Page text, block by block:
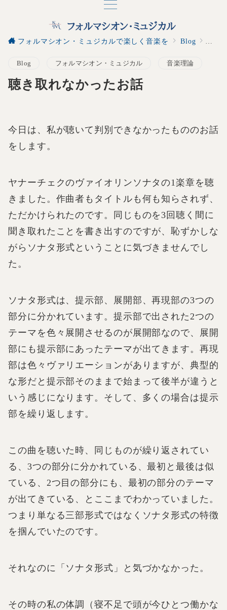
フォルマシオン・ミュジカルで楽しく音楽を Blog
Blog フォルマシオン・ミュジカル 音楽理論
聴き取れなかったお話
今日は、私が聴いて判別できなかったもののお話
をします。
ヤナーチェクのヴァイオリンソナタの1楽章を聴
きました。作曲者もタイトルも何も知らされず、
ただかけられたのです。同じものを3回聴く間に
聞き取れたことを書き出すのですが、恥ずかしな
がらソナタ形式ということに気づきませんでし
た。
ソナタ形式は、提示部、展開部、再現部の3つの
部分に分かれています。提示部で出された2つの
テーマを色々展開させるのが展開部なので、展開
部にも提示部にあったテーマが出てきます。再現
部は色々ヴァリエーションがありますが、典型的
な形だと提示部そのままで始まって後半が違うと
いう感じになります。そして、多くの場合は提示
部を繰り返します。
この曲を聴いた時、同じものが繰り返されてい
る、3つの部分に分かれている、最初と最後は似
ている、2つ目の部分にも、最初の部分のテーマ
が出てきている、とここまでわかっていました。
つまり単なる三部形式ではなくソナタ形式の特徴
を掴んでいたのです。
それなのに「ソナタ形式」と気づかなかった。
その時の私の体調（寝不足で頭が今ひとつ働かな